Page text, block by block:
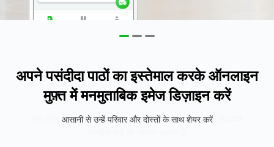
अपने पसंदीदा पाठों का इस्तेमाल करके ऑनलाइन
मुफ़्त में मनमुताबिक इमेज डिज़ाइन करें
विभिन्न प्रकार की सुंदर पृष्ठभूमियों में से अपनी पसंद चुनें
एक सरल डिज़ाइन इंटरफ़ेस के साथ संपादित करना और बाइबल के अपने
आसानी से उन्हें परिवार और दोस्तों के साथ शेयर करें